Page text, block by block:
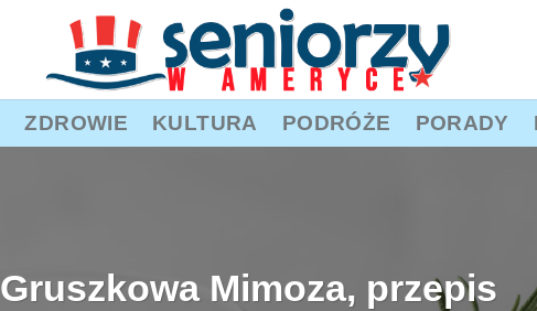
ZDROWIE KULTURA PODRÓŻE PORADY
Gruszkowa Mimoza, przepis